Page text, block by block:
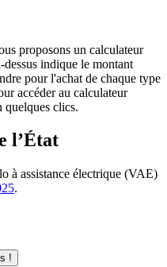
proposons un calculateur
indique le montant
pour l'achat de chaque type
accéder au calculateur
quelques clics.
l’État
à assistance électrique (VAE)
.
!